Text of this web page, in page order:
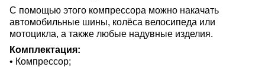
С помощью этого компрессора можно накачать
автомобильные шины, колёса велосипеда или
мотоцикла, а также любые надувные изделия.
Комплектация:
• Компрессор;